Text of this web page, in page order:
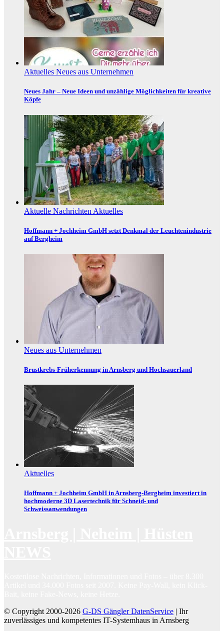
Aktuelles Neues aus Unternehmen
Neues Jahr – Neue Ideen und unzählige Möglichkeiten für kreative
Köpfe
Aktuelle Nachrichten Aktuelles
Hoffmann + Jochheim GmbH setzt Denkmal der Leuchtenindustrie
auf Bergheim
Neues aus Unternehmen
Brustkrebs-Früherkennung in Arnsberg und Hochsauerland
Aktuelles
Hoffmann + Jochheim GmbH in Arnsberg-Bergheim investiert in
hochmoderne 3D Lasertechnik für Schneid- und
Schweissanwendungen
© Copyright 2000-2026 G-DS Gängler DatenService | Ihr
zuverlässiges und kompetentes IT-Systemhaus in Arnsberg